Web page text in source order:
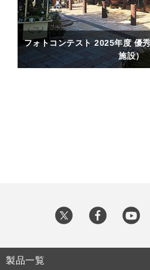
フォトコンテスト 2025年度 優
施設）
製品一覧